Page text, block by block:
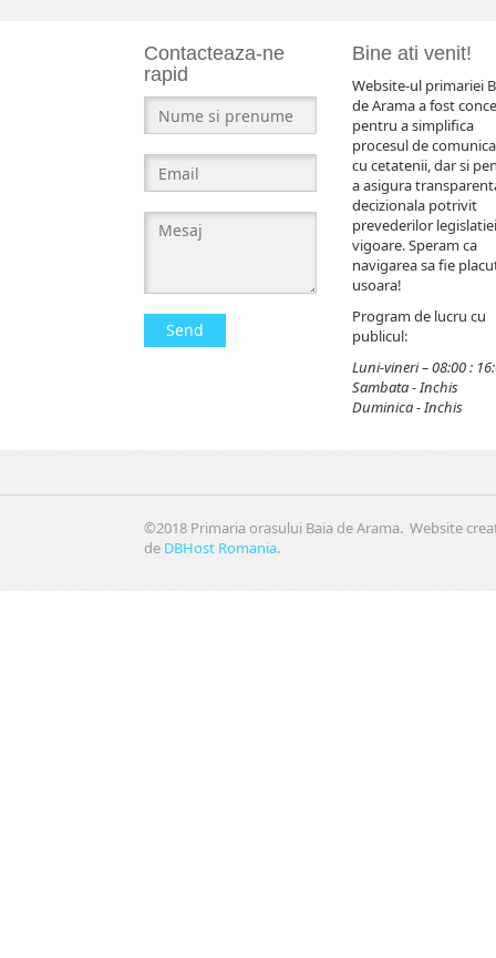
Contacteaza-ne
rapid
Send
Bine ati venit!
Website-ul primariei
de Arama a fost
pentru a simplifica
procesul de
cu cetatenii, dar si
a asigura
decizionala potrivit
prevederilor
vigoare. Speram ca
navigarea sa fie
usoara!
Program de lucru cu
publicul:
Luni-vineri – 08:00 :
Sambata - Inchis
Duminica - Inchis
©2018 Primaria orasului Baia de Arama. Website
de DBHost Romania.